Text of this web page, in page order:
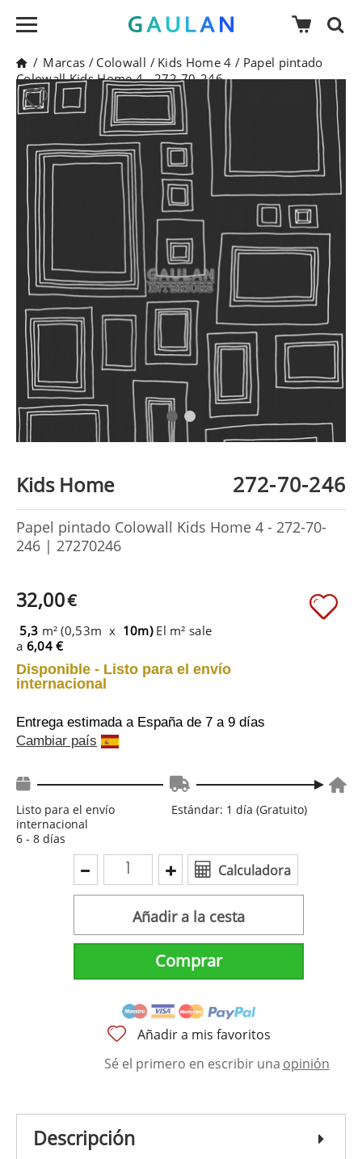
/ Marcas / Colowall / Kids Home 4 / Papel pintado
Colowall Kids Home 4 - 272-70-246
Kids Home 272-70-246
Papel pintado Colowall Kids Home 4 - 272-70-
246 | 27270246
32,00€
5,3 m² (0,53m x 10m) El m² sale
a 6,04 €
Disponible - Listo para el envío
internacional
Entrega estimada a España de 7 a 9 días
Cambiar país
Listo para el envío
internacional
6 - 8 días
Estándar: 1 día (Gratuito)
Calculadora
Añadir a la cesta
Comprar
Añadir a mis favoritos
Sé el primero en escribir una opinión
Descripción